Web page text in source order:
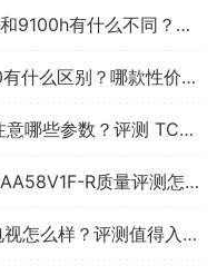
老司机解读索尼kd-65x9000h和9100h有什么不同？评测比较哪款好
【求反馈】TcL55v6与55v690有什么区别？哪款性价比更好
【质量报告】购买平板电视要注意哪些参数？评测 TCLTCL43V6F 怎么样？好用吗？
平板电视使用一个月后分享VIDAA58V1F-R质量评测怎么样好不好用？
使用一个月后分享海尔65v31电视怎么样？评测值得入手吗